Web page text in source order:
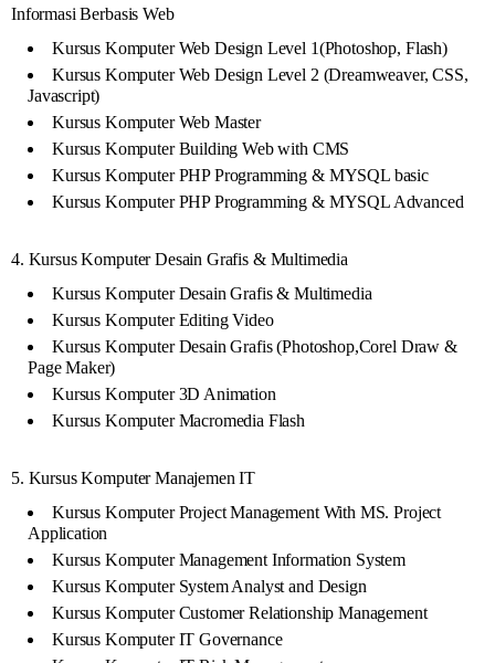
Informasi Berbasis Web
Kursus Komputer Web Design Level 1(Photoshop, Flash)
Kursus Komputer Web Design Level 2 (Dreamweaver, CSS,
Javascript)
Kursus Komputer Web Master
Kursus Komputer Building Web with CMS
Kursus Komputer PHP Programming & MYSQL basic
Kursus Komputer PHP Programming & MYSQL Advanced
4. Kursus Komputer Desain Grafis & Multimedia
Kursus Komputer Desain Grafis & Multimedia
Kursus Komputer Editing Video
Kursus Komputer Desain Grafis (Photoshop,Corel Draw &
Page Maker)
Kursus Komputer 3D Animation
Kursus Komputer Macromedia Flash
5. Kursus Komputer Manajemen IT
Kursus Komputer Project Management With MS. Project
Application
Kursus Komputer Management Information System
Kursus Komputer System Analyst and Design
Kursus Komputer Customer Relationship Management
Kursus Komputer IT Governance